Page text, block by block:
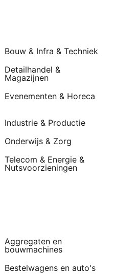
Bouw & Infra & Techniek
Detailhandel &
Magazijnen
Evenementen & Horeca
Industrie & Productie
Onderwijs & Zorg
Telecom & Energie &
Nutsvoorzieningen
Aggregaten en
bouwmachines
Bestelwagens en auto's